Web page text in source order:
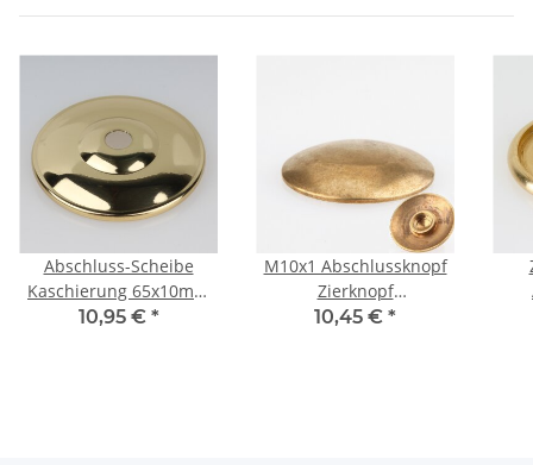
Abschluss-Scheibe
Kaschierung 65x10mm
flämische Form Metall
10,95 € *
M10x1 Abschlussknopf
Zierknopf
Halbrundknopf 34x6mm
10,45 € *